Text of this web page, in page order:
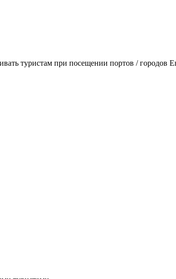
туристам при посещении портов / городов